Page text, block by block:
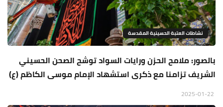
نشاطات العتبة الحسينية المقدسة
بالصور: ملامح الحزن ورايات السواد توشح الصحن الحسيني
الشريف تزامنا مع ذكرى استشهاد الإمام موسى الكاظم (ع)